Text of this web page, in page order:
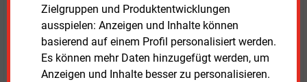
Zielgruppen und Produktentwicklungen
ausspielen: Anzeigen und Inhalte können
basierend auf einem Profil personalisiert werden.
Es können mehr Daten hinzugefügt werden, um
Anzeigen und Inhalte besser zu personalisieren.
Montag, 2.09.2024, 15:16 Uhr
Susanne Harmsen
© 2026 Energie & Management GmbH